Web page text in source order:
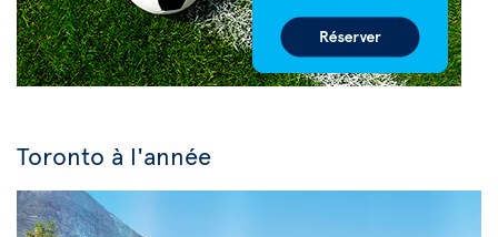
Toronto à l'année